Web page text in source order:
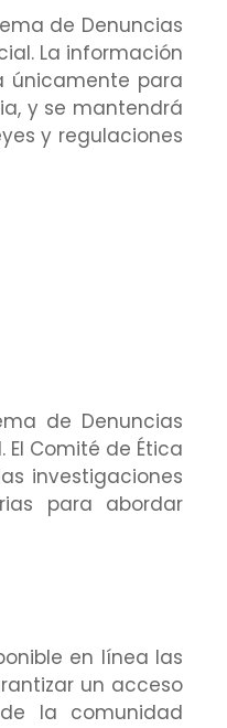
de Denuncias
La información
únicamente para
y se mantendrá
y regulaciones
de Denuncias
Comité de Ética
investigaciones
para abordar
en línea las
un acceso
la comunidad